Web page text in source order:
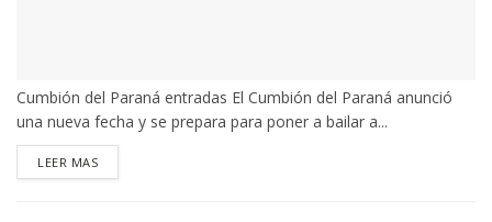
Cumbión del Paraná entradas El Cumbión del Paraná anunció
una nueva fecha y se prepara para poner a bailar a...
LEER MASDETAILS